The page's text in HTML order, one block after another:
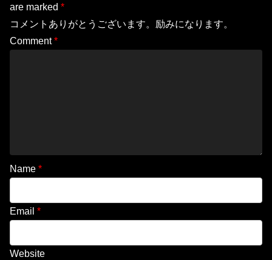
are marked *
コメントありがとうございます。励みになります。
Comment*
Name *
Email *
Website